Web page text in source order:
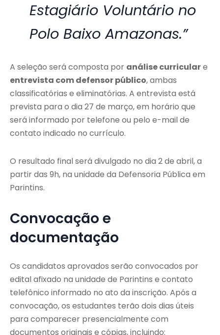
Estagiário Voluntário no
Polo Baixo Amazonas.”
A seleção será composta por análise curriculare
entrevista com defensor público, ambas
classificatórias e eliminatórias. A entrevista está
prevista para o dia 27 de março, em horário que
será informado por telefone ou pelo e-mail de
contato indicado no currículo.
O resultado final será divulgado no dia 2 de abril, a
partir das 9h, na unidade da Defensoria Pública em
Parintins.
Convocação e
documentação
Os candidatos aprovados serão convocados por
edital afixado na unidade de Parintins e contato
telefônico informado no ato da inscrição. Após a
convocação, os estudantes terão dois dias úteis
para comparecer presencialmente com
documentos originais e cópias, incluindo: